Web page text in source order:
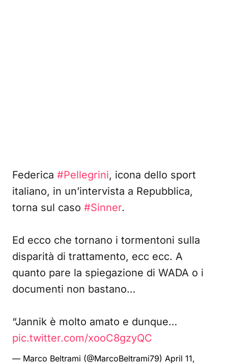
Federica #Pellegrini, icona dello sport
italiano, in un’intervista a Repubblica,
torna sul caso #Sinner.
Ed ecco che tornano i tormentoni sulla
disparità di trattamento, ecc ecc. A
quanto pare la spiegazione di WADA o i
documenti non bastano…
“Jannik è molto amato e dunque…
pic.twitter.com/xooC8gzyQC
— Marco Beltrami (@MarcoBeltrami79) April 11,